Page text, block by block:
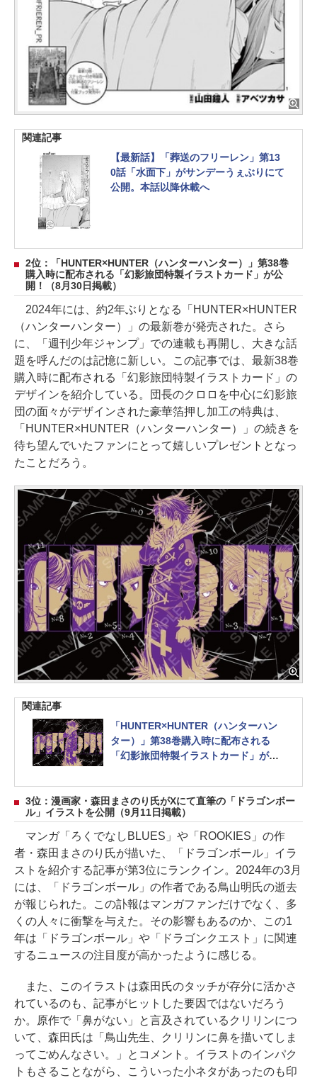
関連記事
【最新話】「葬送のフリーレン」第13
0話「水面下」がサンデーうぇぶりにて
公開。本話以降休載へ
2位：「HUNTER×HUNTER（ハンターハンター）」第38巻
購入時に配布される「幻影旅団特製イラストカード」が公
開！（8月30日掲載）
2024年には、約2年ぶりとなる「HUNTER×HUNTER
（ハンターハンター）」の最新巻が発売された。さら
に、「週刊少年ジャンプ」での連載も再開し、大きな話
題を呼んだのは記憶に新しい。この記事では、最新38巻
購入時に配布される「幻影旅団特製イラストカード」の
デザインを紹介している。団長のクロロを中心に幻影旅
団の面々がデザインされた豪華箔押し加工の特典は、
「HUNTER×HUNTER（ハンターハンター）」の続きを
待ち望んでいたファンにとって嬉しいプレゼントとなっ
たことだろう。
関連記事
「HUNTER×HUNTER（ハンターハン
ター）」第38巻購入時に配布される
「幻影旅団特製イラストカード」が公
コミックス最新巻は9月4日発売予定！
3位：漫画家・森田まさのり氏がXにて直筆の「ドラゴンボー
ル」イラストを公開（9月11日掲載）
マンガ「ろくでなしBLUES」や「ROOKIES」の作
者・森田まさのり氏が描いた、「ドラゴンボール」イラ
ストを紹介する記事が第3位にランクイン。2024年の3月
には、「ドラゴンボール」の作者である鳥山明氏の逝去
が報じられた。この訃報はマンガファンだけでなく、多
くの人々に衝撃を与えた。その影響もあるのか、この1
年は「ドラゴンボール」や「ドラゴンクエスト」に関連
するニュースの注目度が高かったように感じる。
また、このイラストは森田氏のタッチが存分に活かさ
れているのも、記事がヒットした要因ではないだろう
か。原作で「鼻がない」と言及されているクリリンにつ
いて、森田氏は「鳥山先生、クリリンに鼻を描いてしま
ってごめんなさい。」とコメント。イラストのインパク
トもさることながら、こういった小ネタがあったのも印